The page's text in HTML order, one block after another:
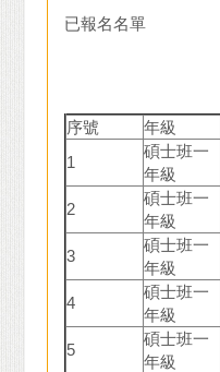
已報名名單
序號 年級
1
碩士班一
年級
2
碩士班一
年級
3
碩士班一
年級
4
碩士班一
年級
5
碩士班一
年級